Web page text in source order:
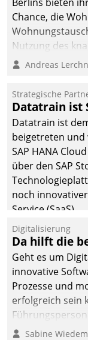
Chance, die
Nutzung des
Anwendungsfall
Unternehmen.
Andreas
Strategische
Datatrain ist
Datatrain ist
beigetreten und
SAP HANA
über den SAP
noch
Service (SaaS).
Digitalisierung
Da hilft die
Geht es um
innovative
Prozesse und
erfolgreich sein
verändern und
Sabine